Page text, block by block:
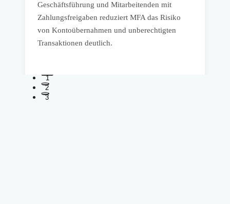
Geschäftsführung und Mitarbeitenden mit
Zahlungsfreigaben reduziert MFA das Risiko
von Kontoübernahmen und unberechtigten
Transaktionen deutlich.
1
2
3